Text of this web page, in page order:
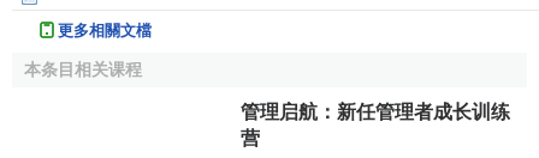
下’的方法領導管理團隊，也就是我們稱為‘指令式’的方法；進
入90年代，公司來了一些高素質的年輕人，我就把指令式的
逐漸改為‘參與式’——屬下提出計劃，我來提供意見。這樣我
更多相關文檔
本条目相关课程
管理启航：新任管理者成长训练
营